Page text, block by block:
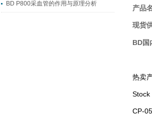
BD P800采血管的作用与原理分析
产品
现货
BD国
热卖
CP-